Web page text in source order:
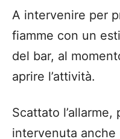
A intervenire per
fiamme con un
del bar, al
aprire l’attività.
Scattato
intervenuta anche